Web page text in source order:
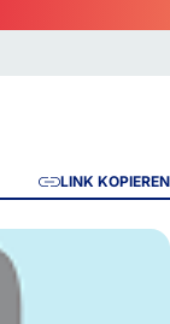
LINK KOPIEREN